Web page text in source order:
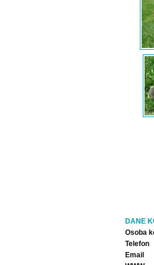
DANE
Osoba
Telefon
Email